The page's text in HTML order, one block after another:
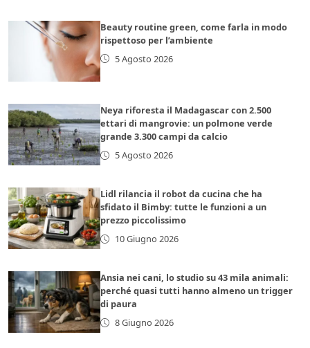
Beauty routine green, come farla in modo
rispettoso per l’ambiente
5 Agosto 2026
Neya riforesta il Madagascar con 2.500
ettari di mangrovie: un polmone verde
grande 3.300 campi da calcio
5 Agosto 2026
Lidl rilancia il robot da cucina che ha
sfidato il Bimby: tutte le funzioni a un
prezzo piccolissimo
10 Giugno 2026
Ansia nei cani, lo studio su 43 mila animali:
perché quasi tutti hanno almeno un trigger
di paura
8 Giugno 2026